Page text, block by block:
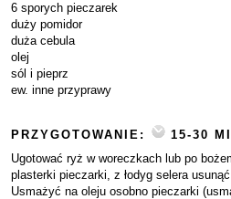
6 sporych pieczarek
duży pomidor
duża cebula
olej
sól i pieprz
ew. inne przyprawy
PRZYGOTOWANIE:
15-30
Ugotować ryż w woreczkach lub po
plasterki pieczarki, z łodyg selera
Usmażyć na oleju osobno pieczarki